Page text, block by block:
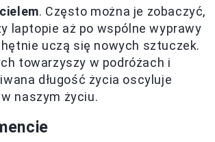
. Często można je zobaczyć,
laptopie aż po wspólne wyprawy
uczą się nowych sztuczek.
towarzyszy w podróżach i
długość życia oscyluje
naszym życiu.